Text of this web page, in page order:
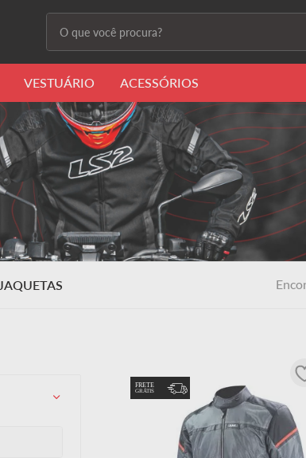
O que você procura?
VESTUÁRIO ACESSÓRIOS
JAQUETAS
Termos mais buscados
1º capacete ls2
º capacetes
3º draze
4º capacete
5º capacete feminino
capacete masculino